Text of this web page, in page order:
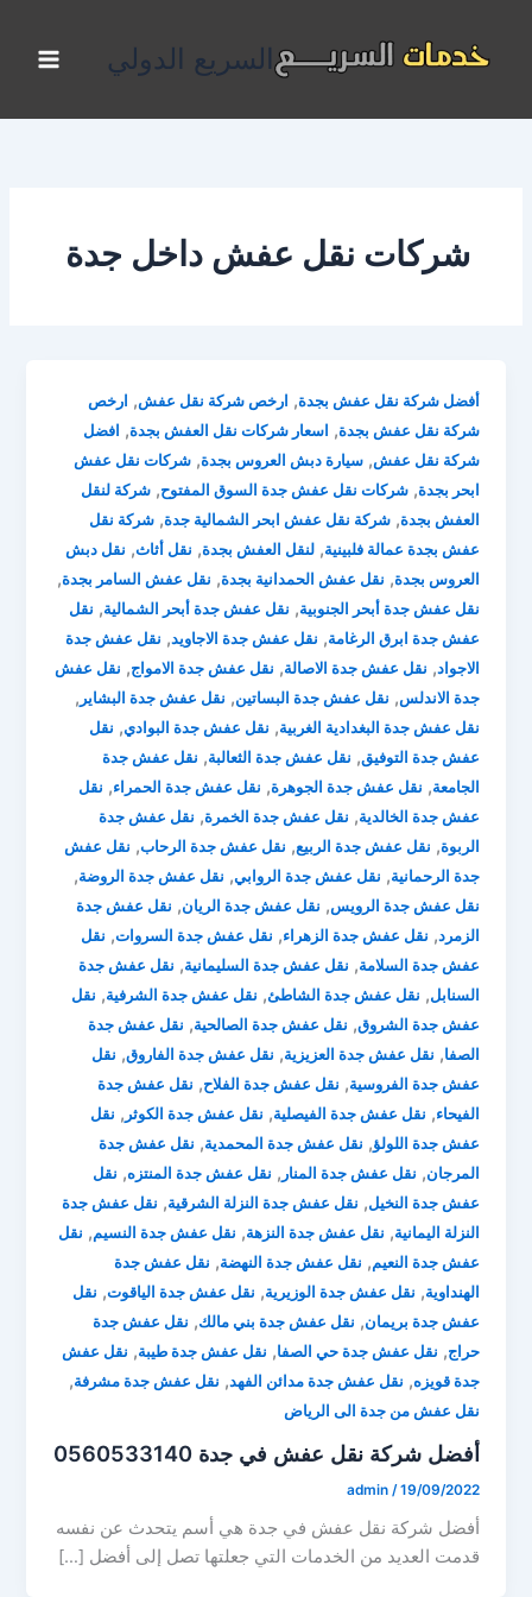
المحتوى
السريع الدولي
شركات نقل عفش داخل جدة
أفضل شركة نقل عفش بجدة, ارخص شركة نقل عفش, ارخص
شركة نقل عفش بجدة, اسعار شركات نقل العفش بجدة, افضل
شركة نقل عفش,سيارة دبش العروس بجدة,شركات نقل عفش
ابحر بجدة,شركات نقل عفش جدة السوق المفتوح,شركة لنقل
العفش بجدة,شركة نقل عفش ابحر الشمالية جدة,شركة نقل
عفش بجدة عمالة فلبينية,لنقل العفش بجدة, نقل أثاث, نقل دبش
العروس بجدة, نقل عفش الحمدانية بجدة, نقل عفش السامر بجدة,
نقل عفش جدة أبحر الجنوبية, نقل عفش جدة أبحر الشمالية, نقل
عفش جدة ابرق الرغامة, نقل عفش جدة الاجاويد, نقل عفش جدة
الاجواد, نقل عفش جدة الاصالة, نقل عفش جدة الامواج, نقل عفش
جدة الاندلس, نقل عفش جدة البساتين, نقل عفش جدة البشاير ,
نقل عفش جدة البغدادية الغربية, نقل عفش جدة البوادي, نقل
عفش جدة التوفيق, نقل عفش جدة الثعالبة, نقل عفش جدة
الجامعة, نقل عفش جدة الجوهرة, نقل عفش جدة الحمراء, نقل
عفش جدة الخالدية, نقل عفش جدة الخمرة, نقل عفش جدة
الربوة, نقل عفش جدة الربيع, نقل عفش جدة الرحاب, نقل عفش
جدة الرحمانية, نقل عفش جدة الروابي, نقل عفش جدة الروضة,
نقل عفش جدة الرويس, نقل عفش جدة الريان, نقل عفش جدة
الزمرد, نقل عفش جدة الزهراء, نقل عفش جدة السروات, نقل
عفش جدة السلامة, نقل عفش جدة السليمانية, نقل عفش جدة
السنابل, نقل عفش جدة الشاطئ, نقل عفش جدة الشرفية, نقل
عفش جدة الشروق, نقل عفش جدة الصالحية, نقل عفش جدة
الصفا, نقل عفش جدة العزيزية, نقل عفش جدة الفاروق, نقل
عفش جدة الفروسية, نقل عفش جدة الفلاح, نقل عفش جدة
الفيحاء, نقل عفش جدة الفيصلية, نقل عفش جدة الكوثر , نقل
عفش جدة اللولؤ, نقل عفش جدة المحمدية, نقل عفش جدة
المرجان, نقل عفش جدة المنار , نقل عفش جدة المنتزه, نقل
عفش جدة النخيل, نقل عفش جدة النزلة الشرقية, نقل عفش جدة
النزلة اليمانية, نقل عفش جدة النزهة, نقل عفش جدة النسيم, نقل
عفش جدة النعيم, نقل عفش جدة النهضة, نقل عفش جدة
الهنداوية, نقل عفش جدة الوزيرية, نقل عفش جدة الياقوت, نقل
عفش جدة بريمان, نقل عفش جدة بني مالك, نقل عفش جدة
حراج, نقل عفش جدة حي الصفا, نقل عفش جدة طيبة, نقل عفش
جدة قويزه, نقل عفش جدة مدائن الفهد, نقل عفش جدة مشرفة,
نقل عفش من جدة الى الرياض
أفضل شركة نقل عفش في جدة 0560533140
admin /19/09/2022
أفضل شركة نقل عفش في جدة هي أسم يتحدث عن نفسه
قدمت العديد من الخدمات التي جعلتها تصل إلى أفضل […]